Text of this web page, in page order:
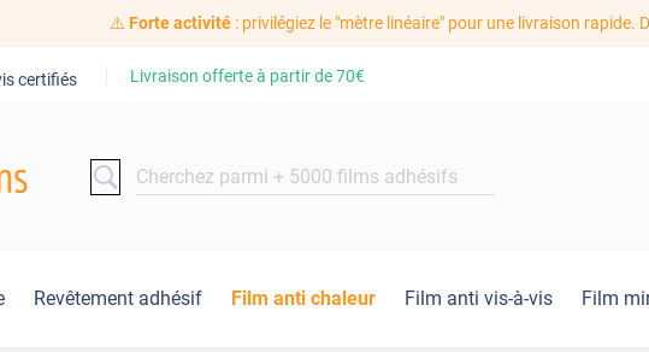
⚠️ Forte activité: privilégiez le "mètre linéaire" pour une livraison rapide.
certifiés Livraison offerte à partir de70€
Revêtement adhésif Film anti chaleur Film anti vis-à-vis Film